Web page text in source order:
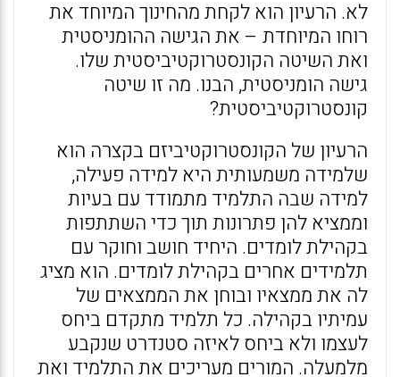
לא. הרעיון הוא לקחת מהחינוך המיוחד את
רוחו המיוחדת – את הגישה ההומניסטית
ואת השיטה הקונסטרוקטיביסטית שלו.
גישה הומניסטית, הבנו. מה זו שיטה
קונסטרוקטיביסטית?
הרעיון של הקונסטרוקטיביזם בקצרה הוא
שלמידה משמעותית היא למידה פעילה,
למידה שבה התלמיד מתמודד עם בעיות
וממציא להן פתרונות תוך כדי השתתפות
בקהילת לומדים. היחיד חושב וחוקר עם
תלמידים אחרים בקהילת לומדים. הוא מציג
לה את ממצאיו ובוחן את הממצאים של
עמיתיו בקהילה. כל תלמיד מתקדם ביחס
לעצמו ולא ביחס לאיזה סטנדרט שנקבע
מלמעלה. המורים מעריכים את התלמיד ואת